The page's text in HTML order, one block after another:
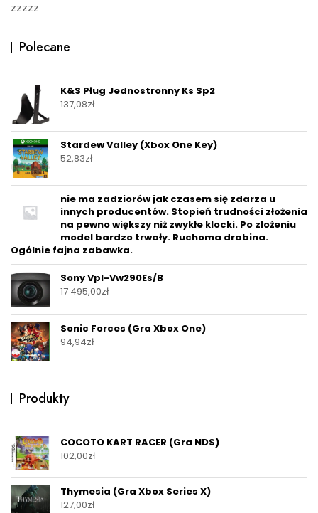
zzzzz
Polecane
K&S Pług Jednostronny Ks Sp2
137,08zł
Stardew Valley (Xbox One Key)
52,83zł
nie ma zadziorów jak czasem się zdarza u
innych producentów. Stopień trudności złożenia
na pewno większy niż zwykłe klocki. Po złożeniu
model bardzo trwały. Ruchoma drabina.
Ogólnie fajna zabawka.
Sony Vpl-Vw290Es/B
17 495,00zł
Sonic Forces (Gra Xbox One)
94,94zł
Produkty
COCOTO KART RACER (Gra NDS)
102,00zł
Thymesia (Gra Xbox Series X)
127,00zł